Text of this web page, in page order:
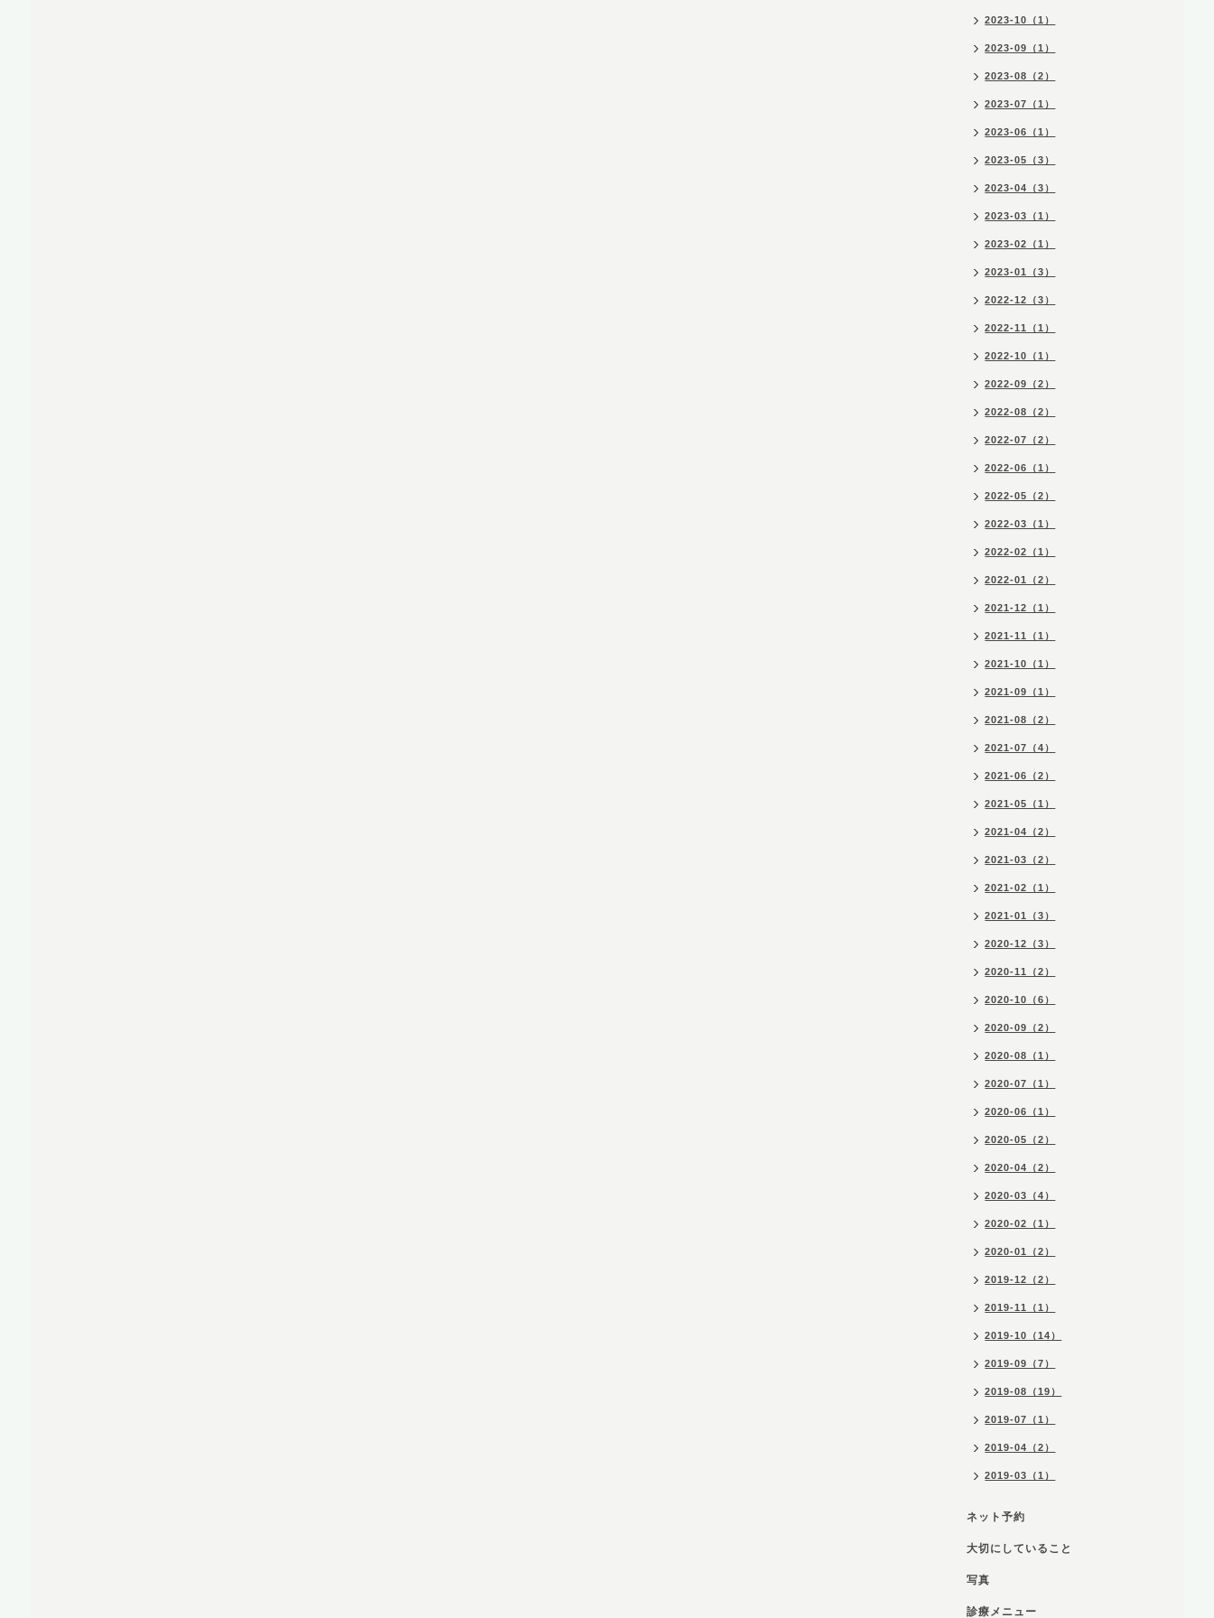
2023-10（1）
2023-09（1）
2023-08（2）
2023-07（1）
2023-06（1）
2023-05（3）
2023-04（3）
2023-03（1）
2023-02（1）
2023-01（3）
2022-12（3）
2022-11（1）
2022-10（1）
2022-09（2）
2022-08（2）
2022-07（2）
2022-06（1）
2022-05（2）
2022-03（1）
2022-02（1）
2022-01（2）
2021-12（1）
2021-11（1）
2021-10（1）
2021-09（1）
2021-08（2）
2021-07（4）
2021-06（2）
2021-05（1）
2021-04（2）
2021-03（2）
2021-02（1）
2021-01（3）
2020-12（3）
2020-11（2）
2020-10（6）
2020-09（2）
2020-08（1）
2020-07（1）
2020-06（1）
2020-05（2）
2020-04（2）
2020-03（4）
2020-02（1）
2020-01（2）
2019-12（2）
2019-11（1）
2019-10（14）
2019-09（7）
2019-08（19）
2019-07（1）
2019-04（2）
2019-03（1）
ネット予約
大切にしていること
写真
診療メニュー